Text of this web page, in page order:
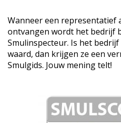
Wanneer een representatief
ontvangen wordt het bedrijf
Smulinspecteur. Is het
waard, dan krijgen ze een
Smulgids. Jouw mening telt!